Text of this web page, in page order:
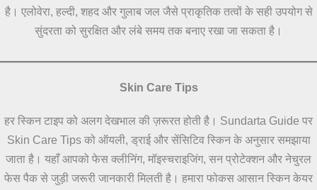
है। एलोवेरा, हल्दी, शहद और गुलाब जल जैसे प्राकृतिक तत्वों के सही उपयोग से
सुंदरता को सुरक्षित और लंबे समय तक बनाए रखा जा सकता है।
Skin Care Tips
हर स्किन टाइप को अलग देखभाल की ज़रूरत होती है। Sundarta Guide पर
Skin Care Tips को ऑयली, ड्राई और सेंसिटिव स्किन के अनुसार समझाया
जाता है। यहाँ आपको फेस क्लीनिंग, मॉइस्चराइजिंग, सन प्रोटेक्शन और नेचुरल
फेस पैक से जुड़ी जरूरी जानकारी मिलती है। हमारा फोकस आसान स्किन केयर